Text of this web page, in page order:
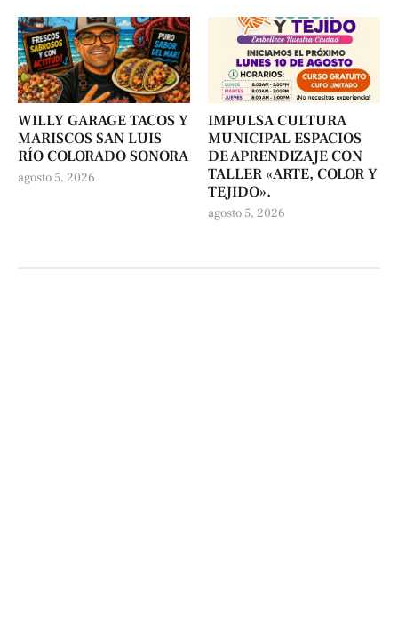
WILLY GARAGE TACOS Y
MARISCOS SAN LUIS
RÍO COLORADO SONORA
agosto 5, 2026
IMPULSA CULTURA
MUNICIPAL ESPACIOS
DE APRENDIZAJE CON
TALLER «ARTE, COLOR Y
TEJIDO».
agosto 5, 2026